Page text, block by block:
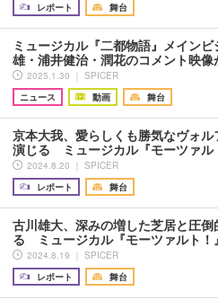
レポート
舞台
ミュージカル『二都物語』メイン
雄・浦井健治・潤花のコメント映像
2025.1.30 ｜ SPICER
ニュース
動画 舞台
京本大我、愛らしくも勝気なヴォル
演じる ミュージカル『モーツァ
2024.8.20 ｜ SPICER
レポート
舞台
古川雄大、深みの増した芝居と圧
る ミュージカル『モーツァルト
2024.8.19 ｜ SPICER
レポート
舞台